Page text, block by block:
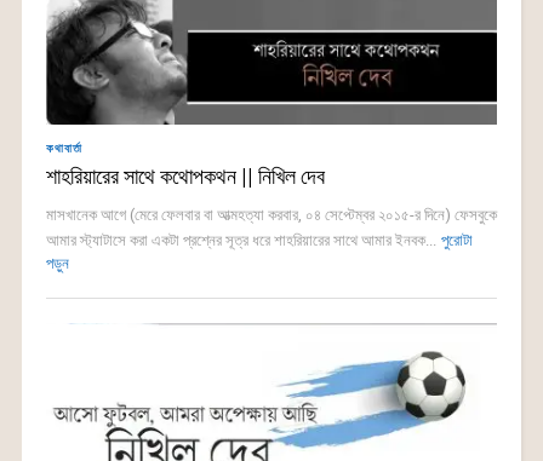
কথাবার্তা
শাহরিয়ারের সাথে কথোপকথন || নিখিল দেব
মাসখানেক আগে (মেরে ফেলবার বা আত্মহত্যা করবার, ০৪ সেপ্টেম্বর ২০১৫-র দিনে) ফেসবুকে
আমার স্ট্যাটাসে করা একটা প্রশ্নের সূত্র ধরে শাহরিয়ারের সাথে আমার ইনবক... পুরোটা
পড়ুন